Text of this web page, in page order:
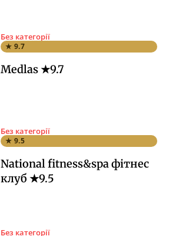
Без категорії
★ 9.7
Medlas ★9.7
Без категорії
★ 9.5
National fitness&spa фітнес
клуб ★9.5
Без категорії